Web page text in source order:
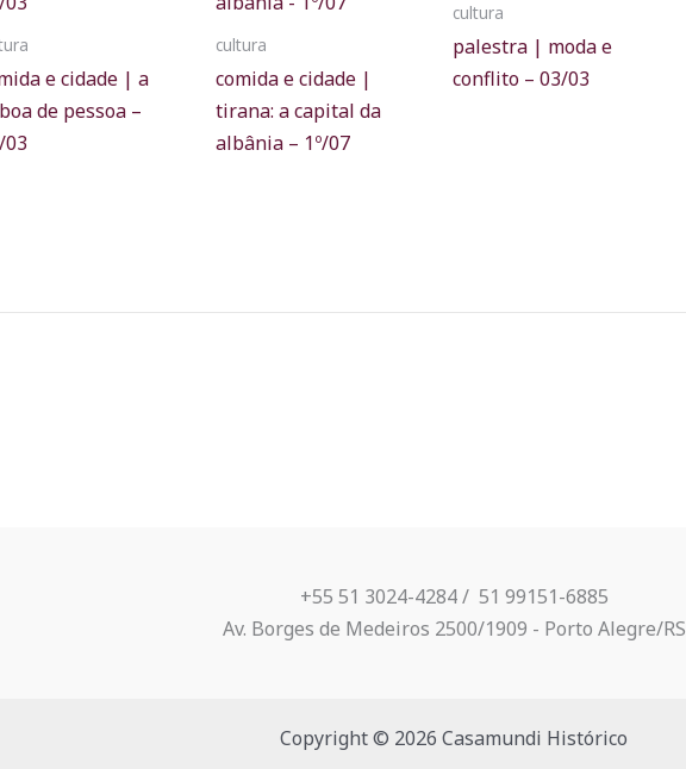
e cidade | a
de pessoa –
03
cultura
comida e cidade |
tirana: a capital da
albânia – 1º/07
cultura
palestra | moda e
conflito – 03/03
+55 51 3024-4284 / ​ 51 99151-6885
Av. Borges de Medeiros 2500/1909 - Porto Alegre/RS
Copyright © 2026 Casamundi Histórico